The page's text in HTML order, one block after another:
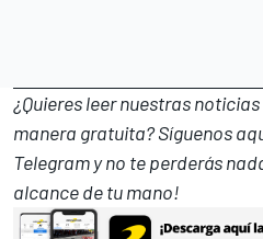
¿Quieres leer nuestras
manera gratuita? Síguenos
Telegramy no te perderás
alcance de tu mano!